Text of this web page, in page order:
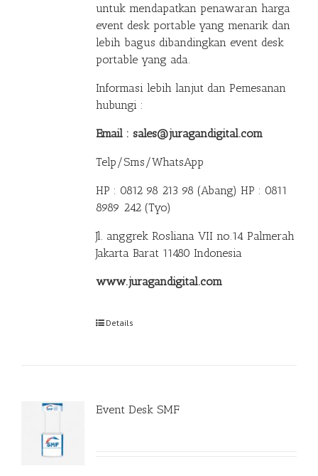
untuk mendapatkan penawaran harga
event desk portable yang menarik dan
lebih bagus dibandingkan event desk
portable yang ada.
Informasi lebih lanjut dan Pemesanan
hubungi :
Email : sales@juragandigital.com
Telp/Sms/WhatsApp
HP : 0812 98 213 98 (Abang) HP : 0811
8989 242 (Tyo)
Jl. anggrek Rosliana VII no.14 Palmerah
Jakarta Barat 11480 Indonesia
www.juragandigital.com
Details
Event Desk SMF